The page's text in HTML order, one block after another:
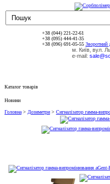
+38 (044) 221-22-61
+38 (095) 444-41-35
+38 (096) 691-05-55 Зворотний
м. Київ, вул.
e-mail:
Каталог товарів
Новини
Головна> Дозиметри> Сигналізатор гамма-